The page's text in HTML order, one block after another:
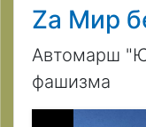
Za Мир
Автомарш
фашизма